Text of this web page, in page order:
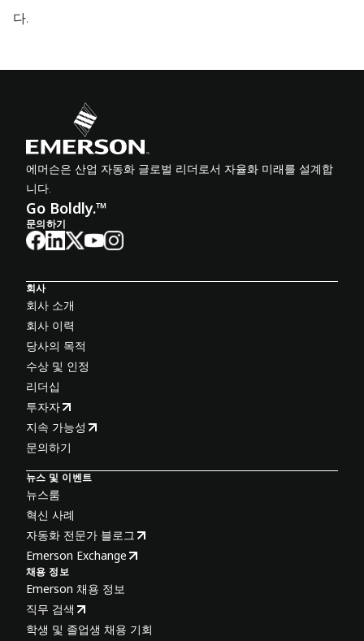
다.
에머슨은 산업 자동화 글로벌 리더로서 자율화 미래를 설계합
니다.
Go Boldly.™
문의하기
회사
회사 소개
회사 이력
당사의 목적
수상 및 인정
리더십
투자자
지속 가능성
문의하기
뉴스 및 이벤트
뉴스룸
혁신 사례
자동화 전문가 블로그
Emerson Exchange
채용 정보
Emerson 채용 정보
직무 검색
학생 및 졸업생 채용 기회